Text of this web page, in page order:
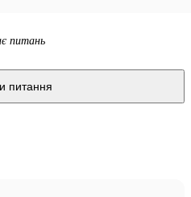
питань
питання